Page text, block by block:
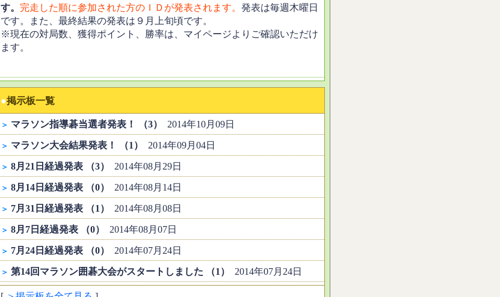
す。 完走した順に参加された方のＩＤが発表されます。 発表は毎週木曜日
です。また、最終結果の発表は９月上旬頃です。
※現在の対局数、獲得ポイント、勝率は、マイページよりご確認いただけ
ます。
●掲示板一覧
＞ マラソン指導碁当選者発表！ （3） 2014年10月09日
＞ マラソン大会結果発表！ （1） 2014年09月04日
＞ 8月21日経過発表 （3） 2014年08月29日
＞ 8月14日経過発表 （0） 2014年08月14日
＞ 7月31日経過発表 （1） 2014年08月08日
＞ 8月7日経過発表 （0） 2014年08月07日
＞ 7月24日経過発表 （0） 2014年07月24日
＞ 第14回マラソン囲碁大会がスタートしました （1） 2014年07月24日